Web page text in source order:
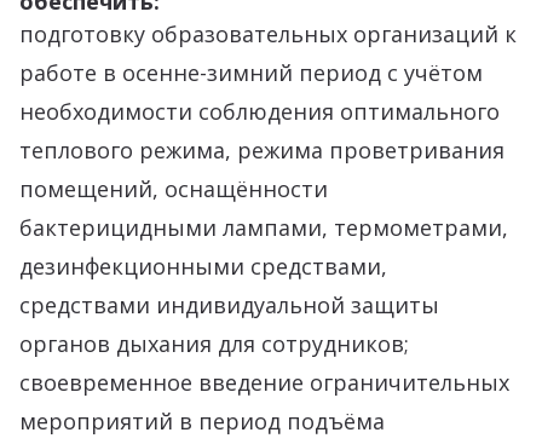
подготовку образовательных организаций к
работе в осенне-зимний период с учётом
необходимости соблюдения оптимального
теплового режима, режима проветривания
помещений, оснащённости
бактерицидными лампами, термометрами,
дезинфекционными средствами,
средствами индивидуальной защиты
органов дыхания для сотрудников;
своевременное введение ограничительных
мероприятий в период подъёма